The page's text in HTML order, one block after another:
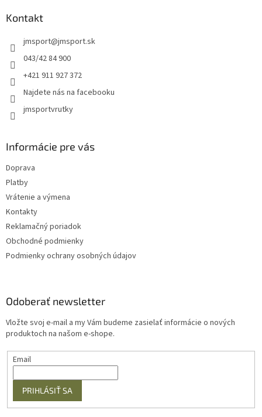
Kontakt
jmsport@jmsport.sk
043/42 84 900
+421 911 927 372
Najdete nás na facebooku
jmsportvrutky
Informácie pre vás
Doprava
Platby
Vrátenie a výmena
Kontakty
Reklamačný poriadok
Obchodné podmienky
Podmienky ochrany osobných údajov
Odoberať newsletter
Vložte svoj e-mail a my Vám budeme zasielať informácie o nových
produktoch na našom e-shope.
Email
PRIHLÁSIŤ SA